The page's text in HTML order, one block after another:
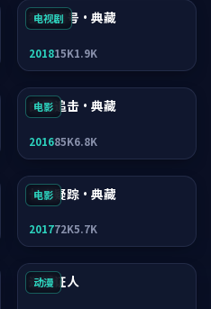
电视剧
狂潮信号·典藏
201815K1.9K
电影
白昼追击·典藏
201685K6.8K
电影
长夜疑踪·典藏
201772K5.7K
动漫
迷城证人